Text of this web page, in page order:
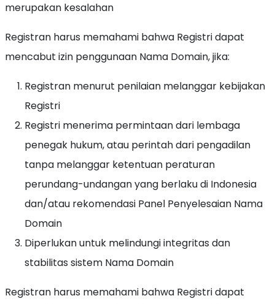
merupakan kesalahan
Registran harus memahami bahwa Registri dapat
mencabut izin penggunaan Nama Domain, jika:
Registran menurut penilaian melanggar kebijakan
Registri
Registri menerima permintaan dari lembaga
penegak hukum, atau perintah dari pengadilan
tanpa melanggar ketentuan peraturan
perundang-undangan yang berlaku di Indonesia
dan/atau rekomendasi Panel Penyelesaian Nama
Domain
Diperlukan untuk melindungi integritas dan
stabilitas sistem Nama Domain
Registran harus memahami bahwa Registri dapat